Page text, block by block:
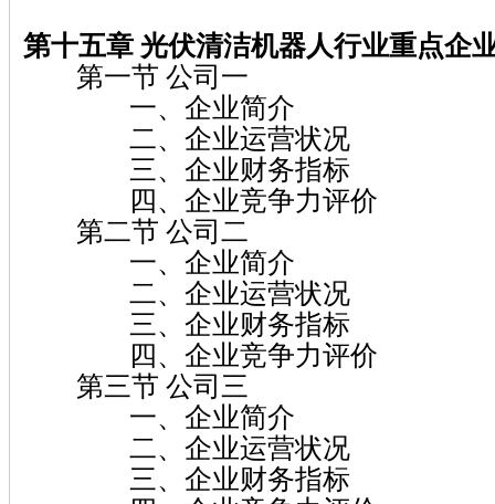
第十五章 光伏清洁机器人行业重点企
第一节 公司一
一、企业简介
二、企业运营状况
三、企业财务指标
四、企业竞争力评价
第二节 公司二
一、企业简介
二、企业运营状况
三、企业财务指标
四、企业竞争力评价
第三节 公司三
一、企业简介
二、企业运营状况
三、企业财务指标